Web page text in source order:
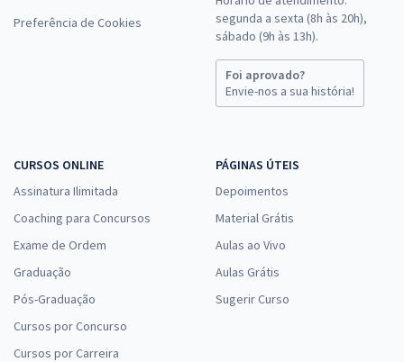
Preferência de Cookies
segunda a sexta (8h às 20h),
sábado (9h às 13h).
Foi aprovado?
Envie-nos a sua história!
CURSOS ONLINE
Assinatura Ilimitada
Coaching para Concursos
Exame de Ordem
Graduação
Pós-Graduação
Cursos por Concurso
Cursos por Carreira
PÁGINAS ÚTEIS
Depoimentos
Material Grátis
Aulas ao Vivo
Aulas Grátis
Sugerir Curso